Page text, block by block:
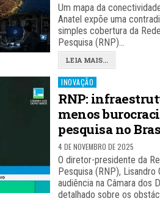
Um mapa da
Anatel expõe uma
simples cobertura da
Pesquisa (RNP)…
LEIA MAIS...
Posted
in
INOVAÇÃO
RNP:
menos
pesquisa no
4 DE NOVEMBRO DE 2025
O diretor-presidente da
Pesquisa (RNP), Lisandro
audiência na Câmara dos
detalhado sobre os